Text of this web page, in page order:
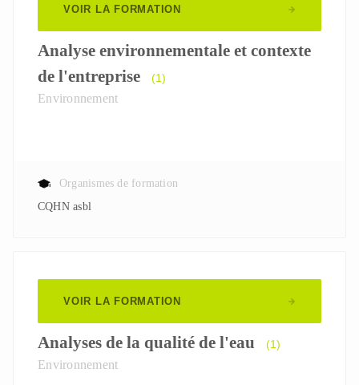
VOIR LA FORMATION
Analyse environnementale et contexte
de l'entreprise
(1)
Environnement
Organismes de formation
CQHN asbl
VOIR LA FORMATION
Analyses de la qualité de l'eau (1)
Environnement